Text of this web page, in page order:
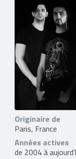
Originaire de
Paris, France
Années actives
de 2004 à